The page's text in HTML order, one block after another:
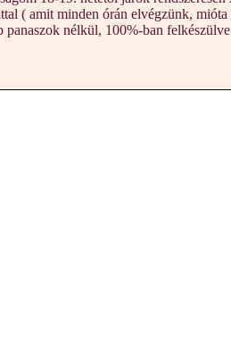
( amit minden órán elvégzünk,
nélkül, 100%-ban